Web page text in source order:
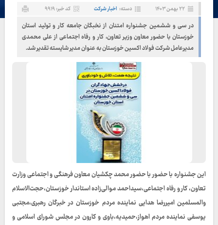
۲۲ بهمن ۱۴۰۳ دسته: اخبار شرکت کد خبر: ۹۹۱۹
در سی و ششمین جشنواره امتنان از نخبگان جامعه کار و تولید استان
خوزستان با حضور معاون وزیر تعاون، کار و رفاه اجتماعی از علی محمدی
مدیرعامل شرکت فولاد اکسین خوزستان به عنوان مدیر شایسته تقدیر شد.
این جشنواره با حضور با حضور محمد چکشیان معاون فرهنگی و اجتماعی وزارت
تعاون، کار و رفاه اجتماعی،سیداحمد موالی‌زاده استاندار خوزستان،حجت‌الاسلام
والمسلمین امیررضا هدایی نماینده مردم خوزستان در خبرگان رهبری،مجتبی
یوسفی نماینده مردم اهواز،حمیدیه،باوی و کارون در مجلس شورای اسلامی و